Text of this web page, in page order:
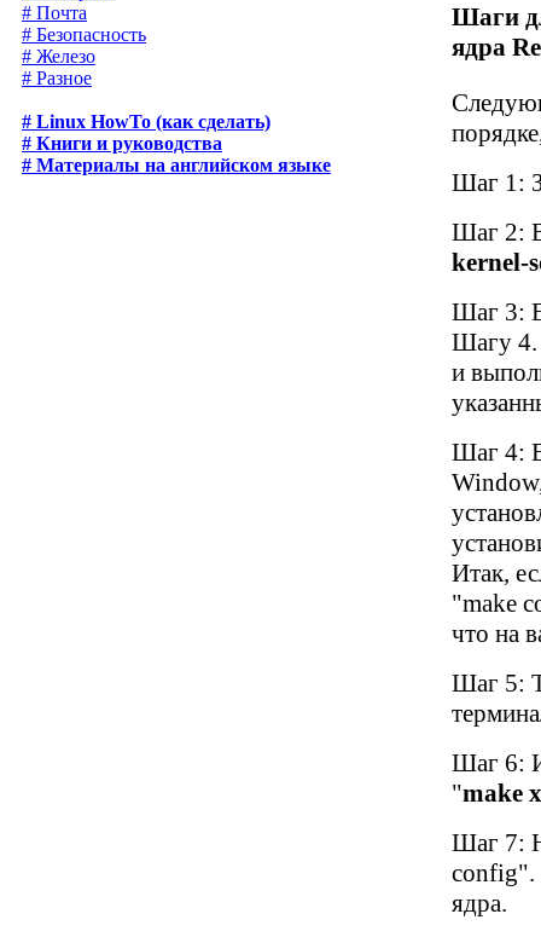
# Почта
# Безопасность
# Железо
# Разное
# Linux HowTo (как сделать)
# Книги и руководства
# Материалы на английском языке
Шаги
ядра
Шаг 1:
Шаг 2:
kernel-
Шаг 3:
Шагу 4.
и
Шаг 4:
Итак,
"make
что на
Шаг 5:
Шаг 6:
"make
Шаг 7:
config".
ядра.